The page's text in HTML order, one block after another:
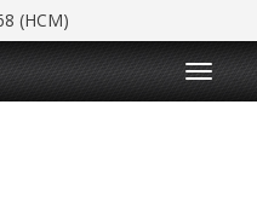
(HCM)
T
o
g